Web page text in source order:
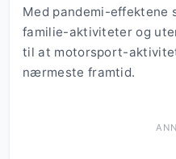
Med pandemi-effektene
familie-aktiviteter og
til at motorsport-
nærmeste framtid.